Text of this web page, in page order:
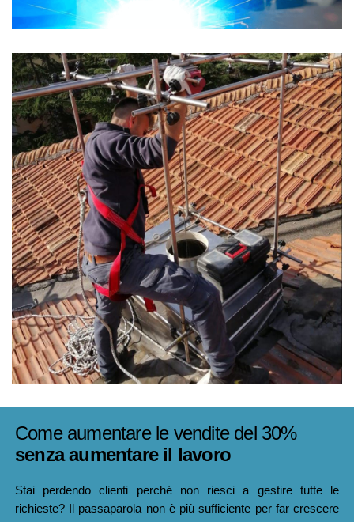
Come aumentare le vendite del 30%
senza aumentare il lavoro
Stai perdendo clienti perché non riesci a gestire tutte le
richieste? Il passaparola non è più sufficiente per far crescere